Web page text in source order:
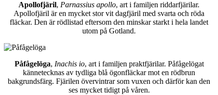
Apollofjäril, Parnassius apollo, art i familjen riddarfjärilar.
Apollofjäril är en mycket stor vit dagfjäril med svarta och röda
fläckar. Den är rödlistad eftersom den minskar starkt i hela landet
utom på Gotland.
Påfågelöga, Inachis io, art i familjen praktfjärilar. Påfågelögat
kännetecknas av tydliga blå ögonfläckar mot en rödbrun
bakgrundsfärg. Fjärilen övervintrar som vuxen och därför kan den
ses mycket tidigt på våren.